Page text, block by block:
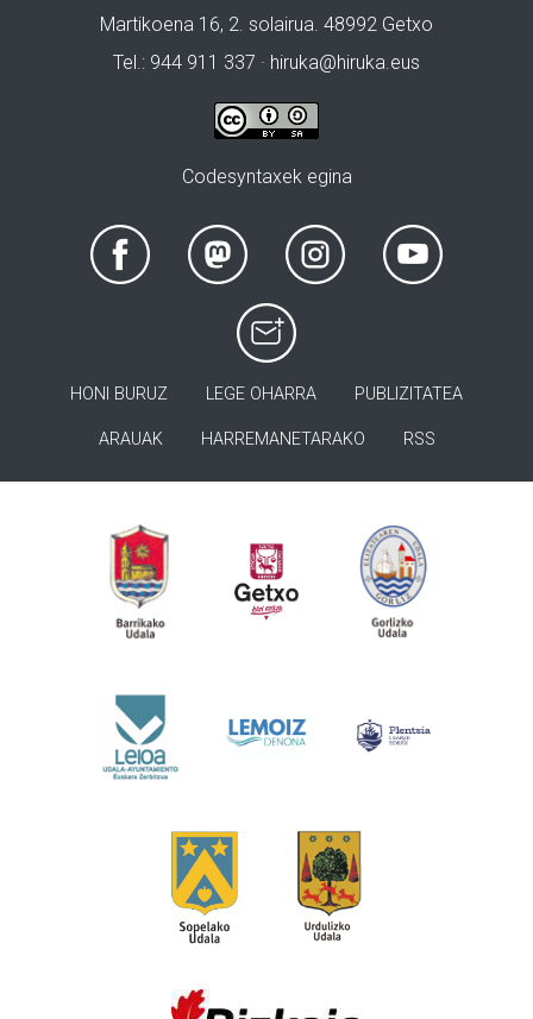
Martikoena 16, 2. solairua. 48992 Getxo
Tel.: 944 911 337 · hiruka@hiruka.eus
Codesyntaxek egina
HONI BURUZ LEGE OHARRA PUBLIZITATEA
ARAUAK HARREMANETARAKO RSS